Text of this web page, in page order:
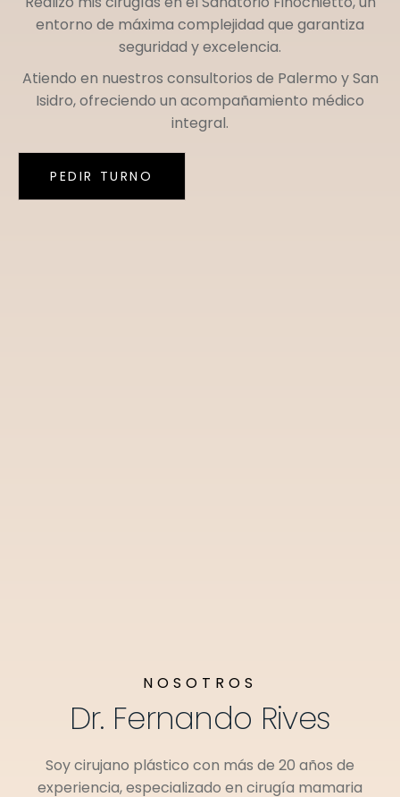
entorno de máxima complejidad que garantiza
seguridad y excelencia.
Atiendo en nuestros consultorios de Palermo ySan
Isidro, ofreciendo un acompañamiento médico
integral.
PEDIR TURNO
NOSOTROS
Dr. Fernando Rives
Soy cirujano plástico con más de 20 años de
experiencia, especializado en cirugía mamaria